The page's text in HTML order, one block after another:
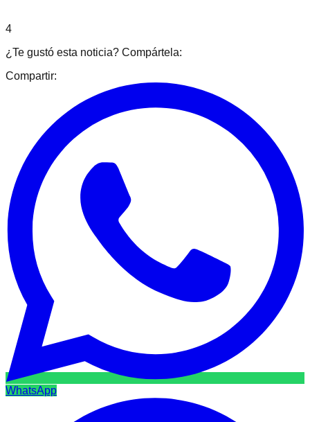
4
¿Te gustó esta noticia? Compártela:
Compartir:
WhatsApp